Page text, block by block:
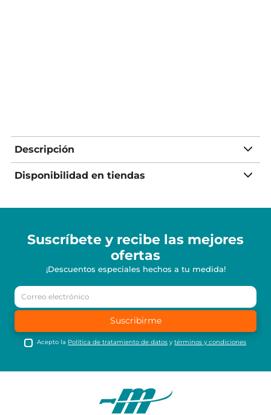
Descripción
Disponibilidad en tiendas
Suscríbete y recibe las mejores
ofertas
¡Descuentos especiales hechos a tu medida!
Suscribirme
Acepto la Política de tratamiento de datos ytérminos y condiciones